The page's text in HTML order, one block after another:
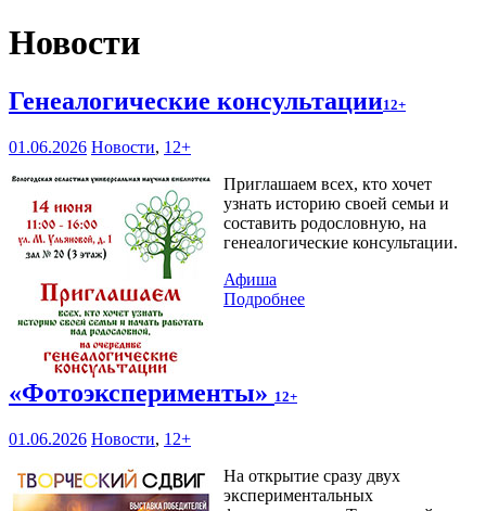
Новости
Генеалогические консультации12+
01.06.2026 Новости, 12+
Приглашаем всех, кто хочет
узнать историю своей семьи и
составить родословную, на
генеалогические консультации.
Афиша
Подробнее
«Фотоэксперименты» 12+
01.06.2026 Новости, 12+
На открытие сразу двух
экспериментальных